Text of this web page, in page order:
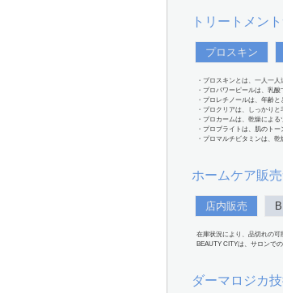
トリートメン
プロスキン
・プロスキンとは、一人一
・プロパワーピールは、乳
・プロレチノールは、年齢
・プロクリアは、しっかり
・プロカームは、乾燥によ
・プロブライトは、肌のト
・プロマルチビタミンは、
ホームケア販
店内販売
在庫状況により、品切れの可
BEAUTY CITYは、サロンで
ダーマロジカ